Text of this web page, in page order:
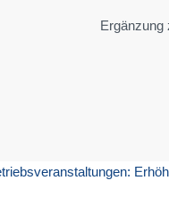
Ergänzung